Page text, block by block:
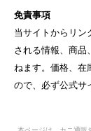
免責事項
当サイトからリン
される情報、商品
ねます。価格、在
ので、必ず公式サ